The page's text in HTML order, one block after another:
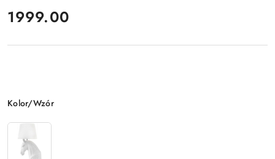
cena:
1999.00
Wariant
Kolor/Wzór